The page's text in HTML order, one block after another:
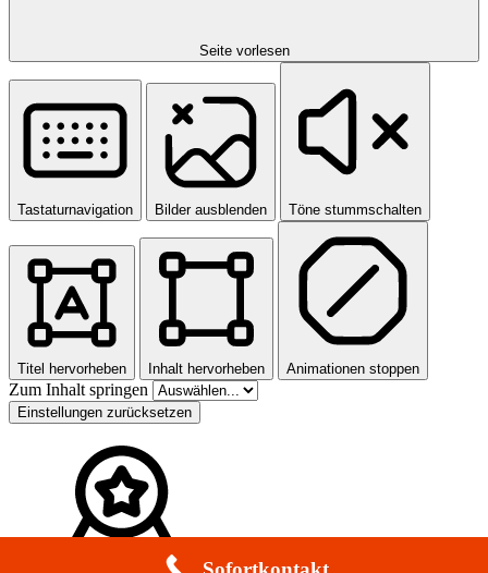
Seite vorlesen
Tastaturnavigation Bilder ausblenden Töne stummschalten
Titel hervorheben Inhalt hervorheben Animationen stoppen
Zum Inhalt springen
Einstellungen zurücksetzen